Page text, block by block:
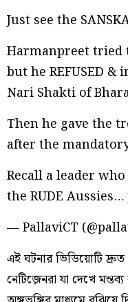
Just see the
Harmanpreet tried
but he REFUSED &
Nari Shakti of
Then he gave the
after the
Recall a leader
the RUDE Aussies…
— PallaviCT
এই ঘটনার ভিডিয়োটি
নেটিজ়েনরা যা দেখে